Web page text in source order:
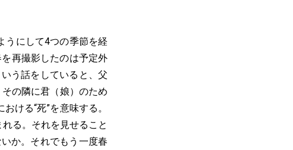
うにして4つの季節を経
再撮影したのは予定外
う話をしていると、父
の隣に君（娘）のため
ける“死”を意味する。
る。それを見せること
か。それでもう一度春